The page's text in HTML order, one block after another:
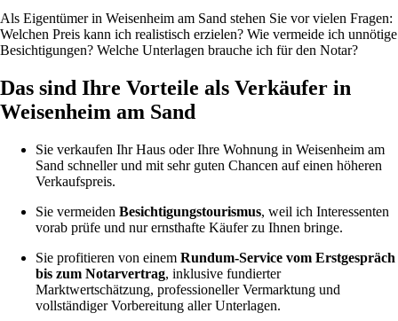
Als Eigentümer in Weisenheim am Sand stehen Sie vor vielen Fragen:
Welchen Preis kann ich realistisch erzielen? Wie vermeide ich unnötige
Besichtigungen? Welche Unterlagen brauche ich für den Notar?
Das sind Ihre Vorteile als Verkäufer in
Weisenheim am Sand
Sie verkaufen Ihr Haus oder Ihre Wohnung in Weisenheim am
Sand schneller und mit sehr guten Chancen auf einen höheren
Verkaufspreis.
Sie vermeiden Besichtigungstourismus, weil ich Interessenten
vorab prüfe und nur ernsthafte Käufer zu Ihnen bringe.
Sie profitieren von einem Rundum‑Service vom Erstgespräch
bis zum Notarvertrag, inklusive fundierter
Marktwertschätzung, professioneller Vermarktung und
vollständiger Vorbereitung aller Unterlagen.